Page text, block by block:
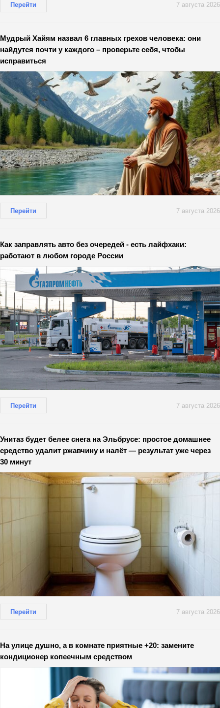
Перейти 7 августа 2026
Мудрый Хайям назвал 6 главных грехов человека: они
найдутся почти у каждого – проверьте себя, чтобы
исправиться
Перейти 7 августа 2026
Как заправлять авто без очередей - есть лайфхаки:
работают в любом городе России
Перейти 7 августа 2026
Унитаз будет белее снега на Эльбрусе: простое домашнее
средство удалит ржавчину и налёт — результат уже через
30 минут
Перейти 7 августа 2026
На улице душно, а в комнате приятные +20: замените
кондиционер копеечным средством